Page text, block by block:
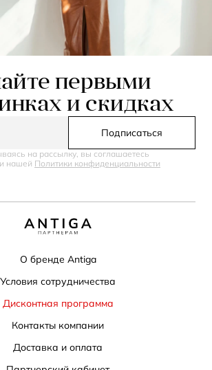
первыми
и скидках
Подписаться
на рассылку, вы соглашаетесь
нашей Политики конфиденциальности
О бренде Antiga
Условия сотрудничества
Дисконтная программа
Контакты компании
Доставка и оплата